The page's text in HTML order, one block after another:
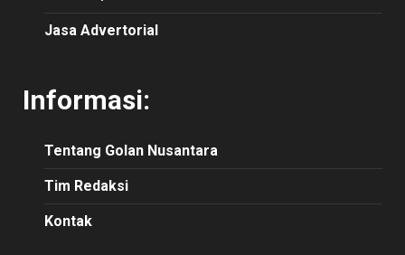
Jasa Advertorial
Informasi:
Tentang Golan Nusantara
Tim Redaksi
Kontak